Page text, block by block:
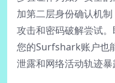
加第二层身份确认机
攻击和密码破解尝试
您的Surfshark账户也
泄露和网络活动轨迹暴